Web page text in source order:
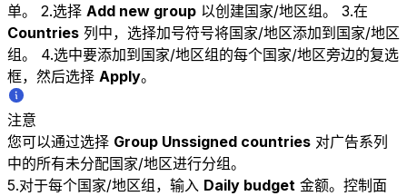
单。 2.选择 Add new group 以创建国家/地区组。 3.在
Countries 列中，选择加号符号将国家/地区添加到国家/地区
组。 4.选中要添加到国家/地区组的每个国家/地区旁边的复选
框，然后选择 Apply。
注意
您可以通过选择 Group Unssigned countries 对广告系列
中的所有未分配国家/地区进行分组。
5.对于每个国家/地区组，输入 Daily budget 金额。控制面